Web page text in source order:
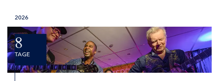
2026
8
TAGE